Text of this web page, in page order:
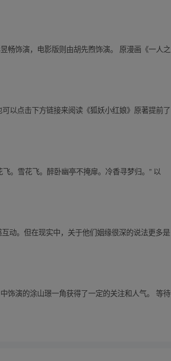
畅饰演，电影版则由胡先煦饰演。 原漫画《一人之
以点击下方链接来阅读《狐妖小红娘》原著提前了
。雪花飞。醉卧幽亭不掩扉。冷香寻梦归。” 以
动。但在现实中，关于他们姻缘很深的说法更多是
饰演的涂山璟一角获得了一定的关注和人气。 等待